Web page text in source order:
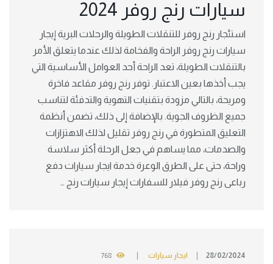
سيارات رنج روفر 2024
استئجار رنج روفر للتنقلات الطويلة والرحلات البرية إيجار
سيارات رنج روفر الراحة والفخامة لذلك عندما يتعلق الأمر
بالتنقلات الطويلة، تعد الراحة أحد العوامل الأساسية التي
يجب أخذها بعين الاعتبار. توفر رنج روفر مقاعد فاخرة
ومريحة، بالتالي مزودة بتقنيات التهوية والتدفئة لتناسب
جميع الظروف الجوية. بالإضافة إلى ذلك، تضمن أنظمة
التعليق المتطورة في رنج روفر تقليل لذلك الاهتزازات
والصدمات، مما يساهم في جعل الرحلة أكثر سلاسة
وراحة، حتى على الطرق الوعرة خدمة ايجار سيارات دفع
رباعى رنج روفر فيلار للسفارات إيجار سيارات رنج …
28/02/2024 ايجار سيارات 768